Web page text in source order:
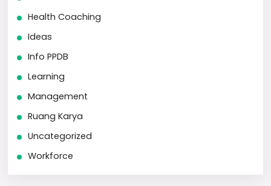
Health Coaching
Ideas
Info PPDB
Learning
Management
Ruang Karya
Uncategorized
Workforce